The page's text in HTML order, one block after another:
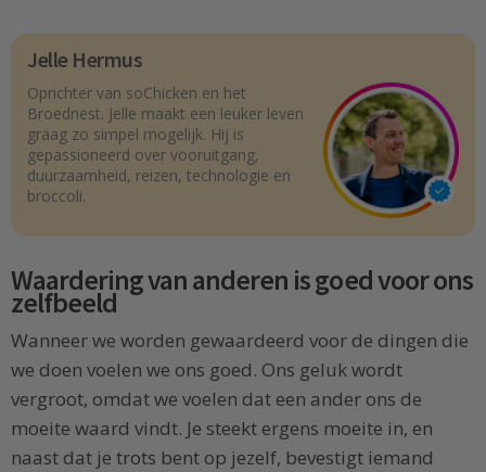
Jelle Hermus
Oprichter van soChicken en het
Broednest. Jelle maakt een leuker leven
graag zo simpel mogelijk. Hij is
gepassioneerd over vooruitgang,
duurzaamheid, reizen, technologie en
broccoli.
Waardering van anderen is goed voor ons
zelfbeeld
Wanneer we worden gewaardeerd voor de dingen die
we doen voelen we ons goed. Ons geluk wordt
vergroot, omdat we voelen dat een ander ons de
moeite waard vindt. Je steekt ergens moeite in, en
naast dat je trots bent op jezelf, bevestigt iemand